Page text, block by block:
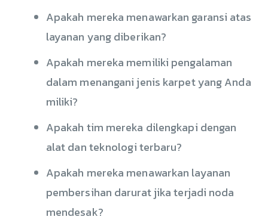
Apakah mereka menawarkan garansi atas
layanan yang diberikan?
Apakah mereka memiliki pengalaman
dalam menangani jenis karpet yang Anda
miliki?
Apakah tim mereka dilengkapi dengan
alat dan teknologi terbaru?
Apakah mereka menawarkan layanan
pembersihan darurat jika terjadi noda
mendesak?